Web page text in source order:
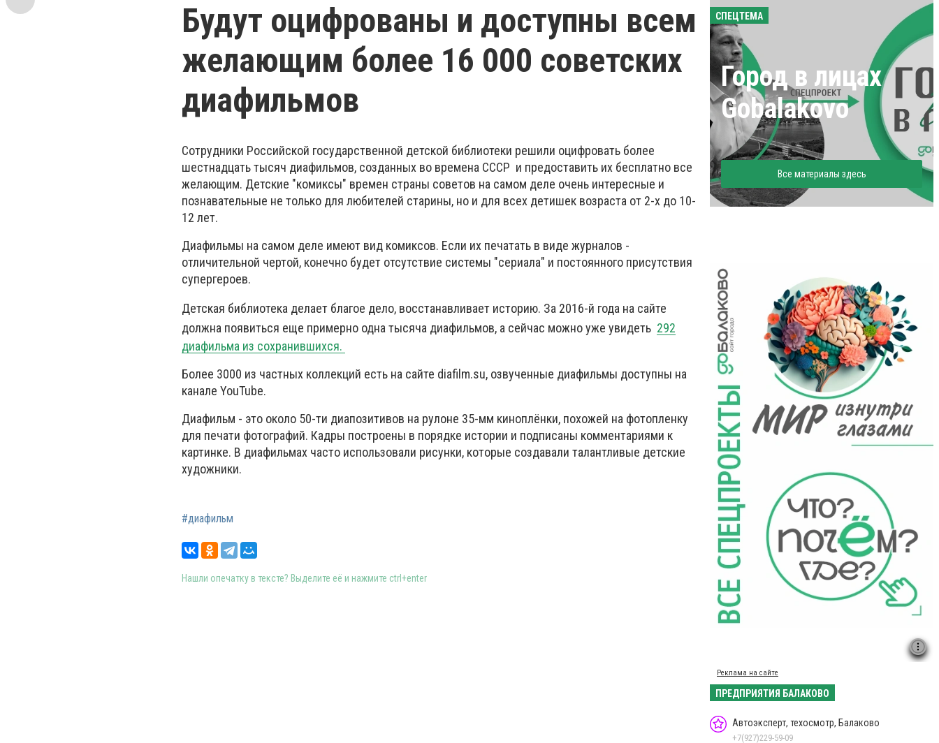
Будут оцифрованы и доступны всем
желающим более 16 000 советских
диафильмов
Сотрудники Российской государственной детской библиотеки решили оцифровать более
шестнадцать тысяч диафильмов, созданных во времена СССР и предоставить их бесплатно все
желающим. Детские "комиксы" времен страны советов на самом деле очень интересные и
познавательные не только для любителей старины, но и для всех детишек возраста от 2-х до 10-
12 лет.
Диафильмы на самом деле имеют вид комиксов. Если их печатать в виде журналов -
отличительной чертой, конечно будет отсутствие системы "сериала" и постоянного присутствия
супергероев.
Детская библиотека делает благое дело, восстанавливает историю. За 2016-й года на сайте
должна появиться еще примерно одна тысяча диафильмов, а сейчас можно уже увидеть 292
диафильма из сохранившихся.
Более 3000 из частных коллекций есть на сайте diafilm.su, озвученные диафильмы доступны на
канале YouTube.
Диафильм - это около 50-ти диапозитивов на рулоне 35-мм киноплёнки, похожей на фотопленку
для печати фотографий. Кадры построены в порядке истории и подписаны комментариями к
картинке. В диафильмах часто использовали рисунки, которые создавали талантливые детские
художники.
#диафильм
Нашли опечатку в тексте? Выделите её и нажмите ctrl+enter
СПЕЦТЕМА
Город в лицах
Gobalakovo
Все материалы здесь
Реклама на сайте
ПРЕДПРИЯТИЯ БАЛАКОВО
Автоэксперт, техосмотр, Балаково
+7(927)229-59-09